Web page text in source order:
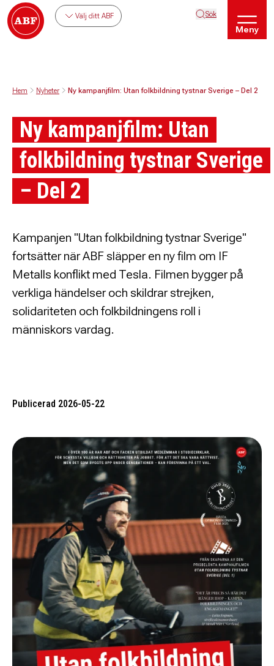
Välj ditt ABF Sök
Meny
Hem Nyheter Ny kampanjfilm: Utan folkbildning tystnar Sverige – Del 2
Ny kampanjfilm: Utan
folkbildning tystnar Sverige
– Del 2
Kampanjen "Utan folkbildning tystnar Sverige"
fortsätter när ABF släpper en ny film om IF
Metalls konflikt med Tesla. Filmen bygger på
verkliga händelser och skildrar strejken,
solidariteten och folkbildningens roll i
människors vardag.
Publicerad 2026-05-22